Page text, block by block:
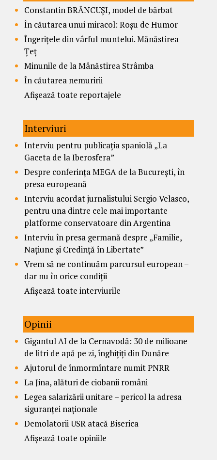
Constantin BRÂNCUȘI, model de bărbat
În căutarea unui miracol: Roșu de Humor
Îngerițele din vârful muntelui. Mănăstirea
Țeț
Minunile de la Mânăstirea Strâmba
În căutarea nemuririi
Afișează toate reportajele
Interviuri
Interviu pentru publicația spaniolă „La
Gaceta de la Iberosfera”
Despre conferința MEGA de la București, în
presa europeană
Interviu acordat jurnalistului Sergio Velasco,
pentru una dintre cele mai importante
platforme conservatoare din Argentina
Interviu în presa germană despre „Familie,
Națiune și Credință în Libertate”
Vrem să ne continuăm parcursul european –
dar nu în orice condiții
Afișează toate interviurile
Opinii
Gigantul AI de la Cernavodă: 30 de milioane
de litri de apă pe zi, înghițiți din Dunăre
Ajutorul de înmormîntare numit PNRR
La Jina, alături de ciobanii români
Legea salarizării unitare – pericol la adresa
siguranței naționale
Demolatorii USR atacă Biserica
Afișează toate opiniile